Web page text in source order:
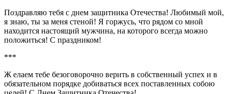
Поздравляю тебя с днем защитника Отечества! Любимый мой,
я знаю, ты за меня стеной! Я горжусь, что рядом со мной
находится настоящий мужчина, на которого всегда можно
положиться! С праздником!
***
Ж елаем тебе безоговорочно верить в собственный успех и в
обязательном порядке добиваться всех поставленных собою